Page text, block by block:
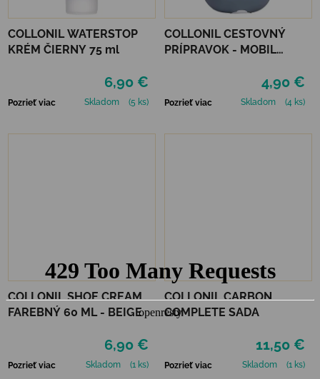
COLLONIL WATERSTOP
KRÉM ČIERNY 75 ml
6,90 €
Pozrieť viac Skladom (5 ks)
COLLONIL CESTOVNÝ
PRÍPRAVOK - MOBIL
4,90 €
Pozrieť viac Skladom (4 ks)
COLLONIL SHOE CREAM
FAREBNÝ 60 ML - BEIGE
6,90 €
Pozrieť viac Skladom (1 ks)
COLLONIL CARBON
COMPLETE SADA
11,50 €
Pozrieť viac Skladom (1 ks)